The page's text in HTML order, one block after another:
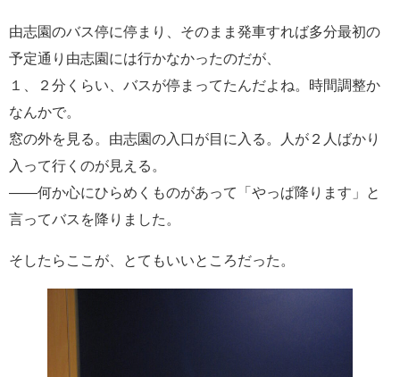
由志園のバス停に停まり、そのまま発車すれば多分最初の
予定通り由志園には行かなかったのだが、
１、２分くらい、バスが停まってたんだよね。時間調整か
なんかで。
窓の外を見る。由志園の入口が目に入る。人が２人ばかり
入って行くのが見える。
――何か心にひらめくものがあって「やっぱ降ります」と
言ってバスを降りました。
そしたらここが、とてもいいところだった。